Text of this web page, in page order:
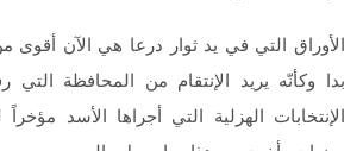
الأوراق التي في يد ثوار درعا هي الآن أقوى
بدا وكأنّه يريد الإنتقام من المحافظة
الإنتخابات الهزلية التي أجراها الأسد